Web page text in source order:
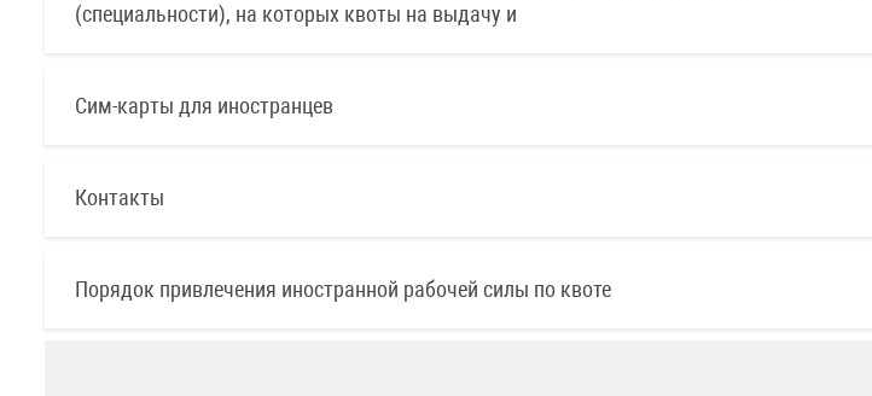
(специальности), на которых квоты на выдачу и
Сим-карты для иностранцев
Контакты
Порядок привлечения иностранной рабочей силы по квоте